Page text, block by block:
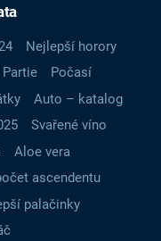
Nejlepší horory
Partie
Počasí
Auto – katalog
Svařené víno
Aloe vera
ascendentu
palačinky